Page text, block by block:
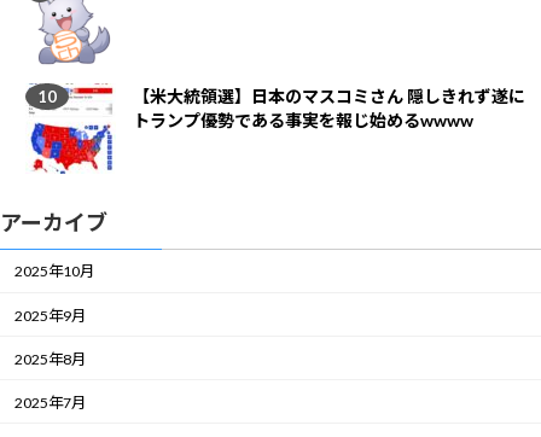
【米大統領選】日本のマスコミさん 隠しきれず遂に
トランプ優勢である事実を報じ始めるwwww
アーカイブ
2025年10月
2025年9月
2025年8月
2025年7月